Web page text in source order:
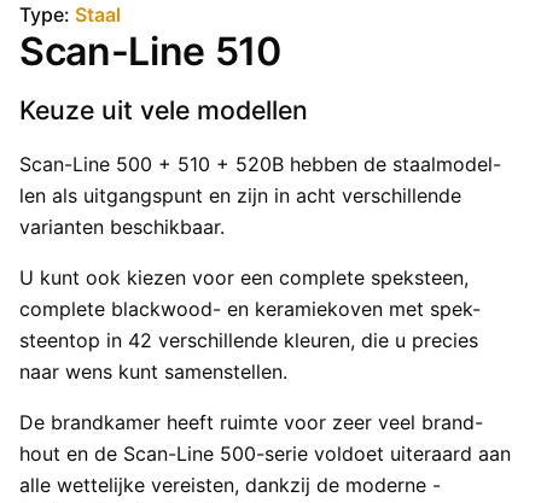
Type: Staal
Scan-Line 510
Keuze uit vele modellen
Scan-Line 500 + 510 + 520B hebben de staalmodel-
len als uitgangspunt en zijn in acht verschillende
varianten beschikbaar.
U kunt ook kiezen voor een complete speksteen,
complete blackwood- en keramiekoven met spek-
steentop in 42 verschillende kleuren, die u precies
naar wens kunt samenstellen.
De brandkamer heeft ruimte voor zeer veel brand-
hout en de Scan-Line 500-serie voldoet uiteraard aan
alle wettelijke vereisten, dankzij de moderne -